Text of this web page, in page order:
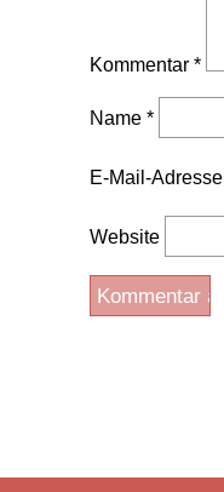
Kommentar *
Name *
E-Mail-Adresse
Website